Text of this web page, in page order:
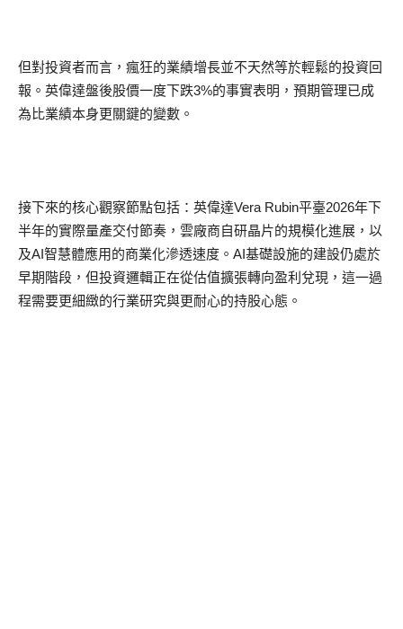
但對投資者而言，瘋狂的業績增長並不天然等於輕鬆的投資回
報。英偉達盤後股價一度下跌3%的事實表明，預期管理已成
為比業績本身更關鍵的變數。
接下來的核心觀察節點包括：英偉達Vera Rubin平臺2026年下
半年的實際量產交付節奏，雲廠商自研晶片的規模化進展，以
及AI智慧體應用的商業化滲透速度。 AI基礎設施的建設仍處於
早期階段，但投資邏輯正在從估值擴張轉向盈利兌現，這一過
程需要更細緻的行業研究與更耐心的持股心態。